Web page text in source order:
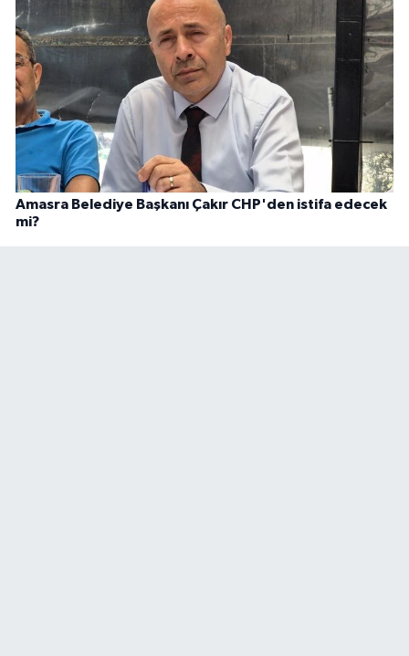
Amasra Belediye Başkanı Çakır CHP'den istifa edecek
mi?